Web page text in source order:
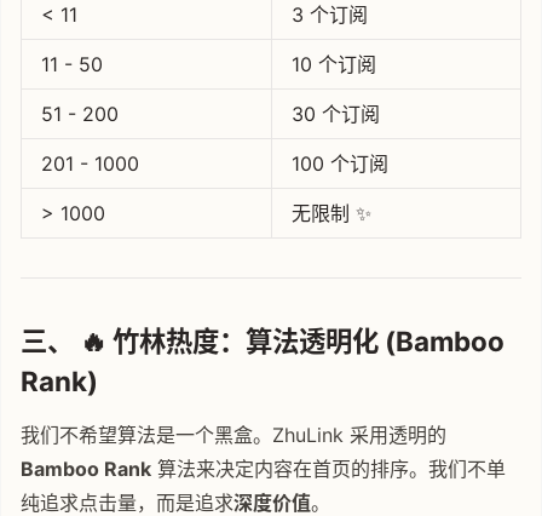
< 11 3 个订阅
11 - 50 10 个订阅
51 - 200 30 个订阅
201 - 1000 100 个订阅
> 1000 无限制 ✨
三、 🔥 竹林热度：算法透明化 (Bamboo
Rank)
我们不希望算法是一个黑盒。ZhuLink 采用透明的
Bamboo Rank 算法来决定内容在首页的排序。我们不单
纯追求点击量，而是追求深度价值。